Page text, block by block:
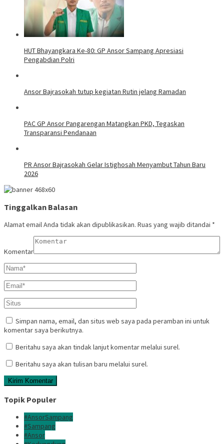
HUT Bhayangkara Ke-80: GP Ansor Sampang Apresiasi
Pengabdian Polri
Ansor Bajrasokah tutup kegiatan Rutin jelang Ramadan
PAC GP Ansor Pangarengan Matangkan PKD, Tegaskan
Transparansi Pendanaan
PR Ansor Bajrasokah Gelar Istighosah Menyambut Tahun Baru
2026
Tinggalkan Balasan
Alamat email Anda tidak akan dipublikasikan. Ruas yang wajib ditandai *
Komentar
Simpan nama, email, dan situs web saya pada peramban ini untuk
komentar saya berikutnya.
Beritahu saya akan tindak lanjut komentar melalui surel.
Beritahu saya akan tulisan baru melalui surel.
Topik Populer
#AnsorSampang
#Sampang
#Ansor